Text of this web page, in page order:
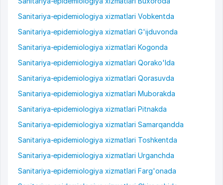
Sanitariya-epidemiologiya xizmatlari Vobkentda
Sanitariya-epidemiologiya xizmatlari G'ijduvonda
Sanitariya-epidemiologiya xizmatlari Kogonda
Sanitariya-epidemiologiya xizmatlari Qorako'lda
Sanitariya-epidemiologiya xizmatlari Qorasuvda
Sanitariya-epidemiologiya xizmatlari Muborakda
Sanitariya-epidemiologiya xizmatlari Pitnakda
Sanitariya-epidemiologiya xizmatlari Samarqandda
Sanitariya-epidemiologiya xizmatlari Toshkentda
Sanitariya-epidemiologiya xizmatlari Urganchda
Sanitariya-epidemiologiya xizmatlari Farg'onada